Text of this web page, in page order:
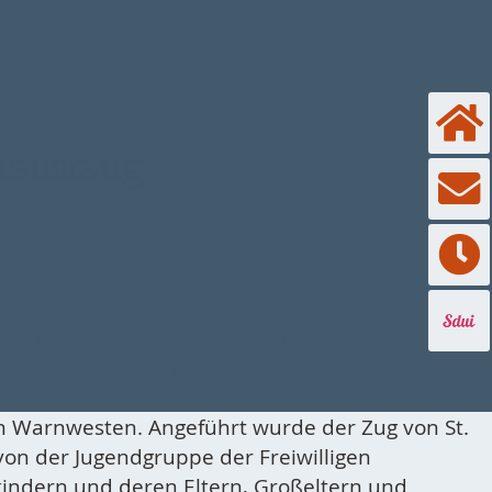
Kaiser, Frau Thomas und den
Straße in Richtung Freiwillige
Angeführt wurde der Zug von St.
der Jugendgruppe der Freiwilligen
und deren Eltern, Großeltern und